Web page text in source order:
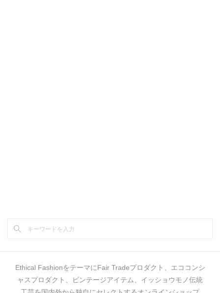
Ethical FashionをテーマにFair Tradeプロダクト、エココンシ
ャスプロダクト、ビンテージアイテム、イッショウモノ伝統